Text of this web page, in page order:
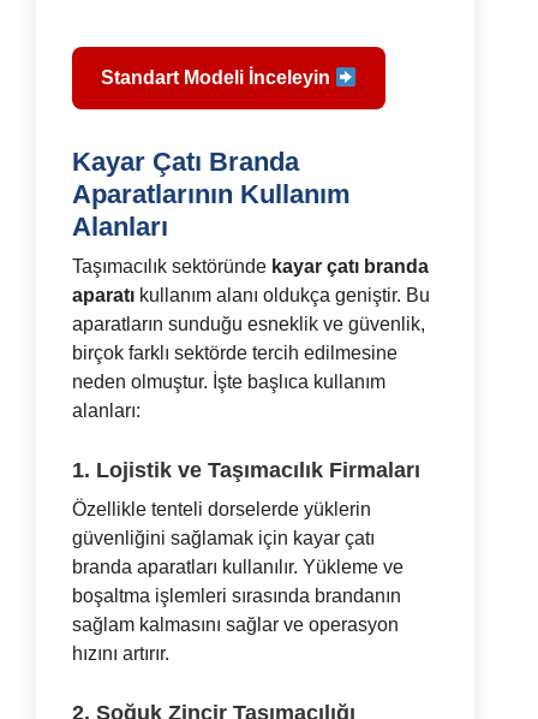
Standart Modeli İnceleyin
Kayar Çatı Branda
Aparatlarının Kullanım
Alanları
Taşımacılık sektöründe kayar çatı branda
aparatı kullanım alanı oldukça geniştir. Bu
aparatların sunduğu esneklik ve güvenlik,
birçok farklı sektörde tercih edilmesine
neden olmuştur. İşte başlıca kullanım
alanları:
1. Lojistik ve Taşımacılık Firmaları
Özellikle tenteli dorselerde yüklerin
güvenliğini sağlamak için kayar çatı
branda aparatları kullanılır. Yükleme ve
boşaltma işlemleri sırasında brandanın
sağlam kalmasını sağlar ve operasyon
hızını artırır.
2. Soğuk Zincir Taşımacılığı